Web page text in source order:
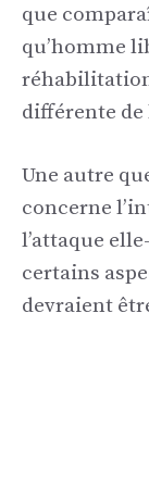
que
qu’homme
différente de
Une autre
concerne
l’attaque
certains
devraient